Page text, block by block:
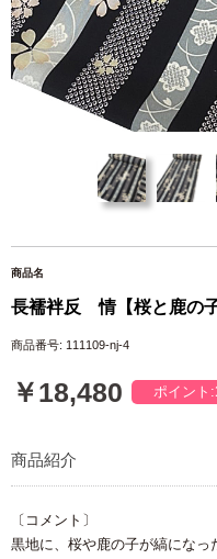
商品名
長襦袢反 情【桜と鹿の
商品番号: 111109-nj-4
￥18,480 ポイント:
商品紹介
〔コメント〕
黒地に、桜や鹿の子が縞になっ